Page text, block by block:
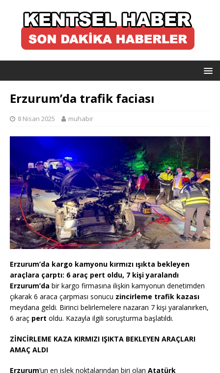
Erzurum’da trafik faciası
8 Nisan 2025 muhabir
Erzurum’da kargo kamyonu kırmızı ışıkta bekleyen
araçlara çarptı: 6 araç pert oldu, 7 kişi yaralandı
Erzurum’da bir kargo firmasına ilişkin kamyonun denetimden
çıkarak 6 araca çarpması sonucu zincirleme trafik kazası
meydana geldi. Birinci belirlemelere nazaran 7 kişi yaralanırken,
6 araç pert oldu. Kazayla ilgili soruşturma başlatıldı.
ZİNCİRLEME KAZA KIRMIZI IŞIKTA BEKLEYEN ARAÇLARI
AMAÇ ALDI
Erzurum‘un en işlek noktalarından biri olan Atatürk